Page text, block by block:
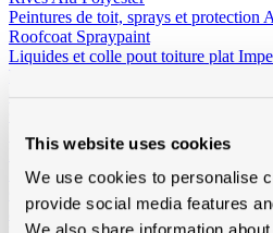
This website uses cookies
We use cookies to personalise
provide social media features
Peintures de toit, sprays et protection
Roofcoat Spraypaint
Liquides et colle pout toiture plat
liquides et colle
ChanfreinsImperbelRotswol
Silicone, kit, tapes
Silicone, kit, colle
Hybrid Polymeer
Imperméabilisationfillcoatpolycolorit
Gouttières plastique, RWA
accessoires